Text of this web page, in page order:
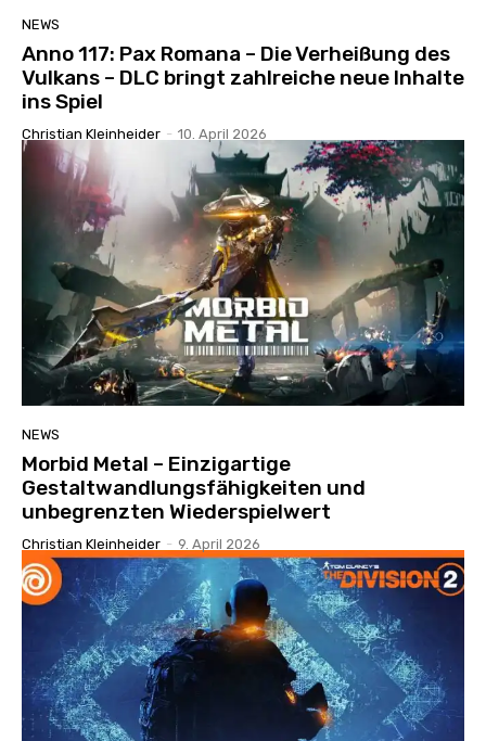
NEWS
Anno 117: Pax Romana – Die Verheißung des
Vulkans – DLC bringt zahlreiche neue Inhalte
ins Spiel
Christian Kleinheider - 10. April 2026
NEWS
Morbid Metal – Einzigartige
Gestaltwandlungsfähigkeiten und
unbegrenzten Wiederspielwert
Christian Kleinheider - 9. April 2026